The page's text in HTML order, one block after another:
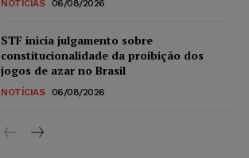
NOTÍCIAS 06/08/2026
STF inicia julgamento sobre
constitucionalidade da proibição dos
jogos de azar no Brasil
NOTÍCIAS 06/08/2026